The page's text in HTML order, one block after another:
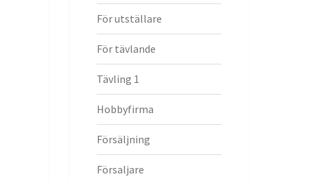
För utställare
För tävlande
Tävling 1
Hobbyfirma
Försäljning
Försaljare